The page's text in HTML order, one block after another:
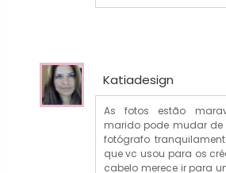
Katiadesign
As fotos estão
marido pode mudar de
fotógrafo
que vc usou para os
cabelo merece ir para